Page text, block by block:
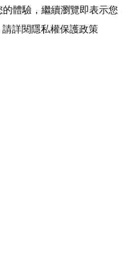
體驗，繼續瀏覽即表示您
詳閱隱私權保護政策